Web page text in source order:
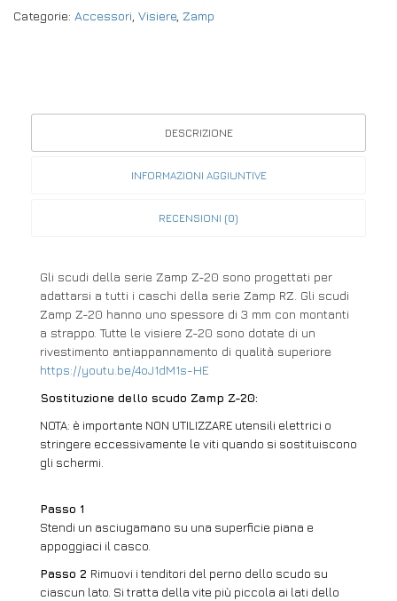
Categorie: Accessori Visiere, Zamp
DESCRIZIONE
INFORMAZIONI AGGIUNTIVE
RECENSIONI (0)
Gli scudi della serie Zamp Z-20 sono progettati per
adattarsi a tutti i caschi della serie Zamp RZ. Gli scudi
Zamp Z-20 hanno uno spessore di 3 mm con montanti
a strappo. Tutte le visiere Z-20 sono dotate di un
rivestimento antiappannamento di qualità superiore
https://youtu.be/4oJ1dM1s-HE
Sostituzione dello scudo Zamp Z-20:
NOTA: è importante NON UTILIZZARE utensili elettrici o
stringere eccessivamente le viti quando si sostituiscono
gli schermi.
Passo 1
Stendi un asciugamano su una superficie piana e
appoggiaci il casco.
Passo 2 Rimuovi i tenditori del perno dello scudo su
ciascun lato. Si tratta della vite più piccola ai lati dello